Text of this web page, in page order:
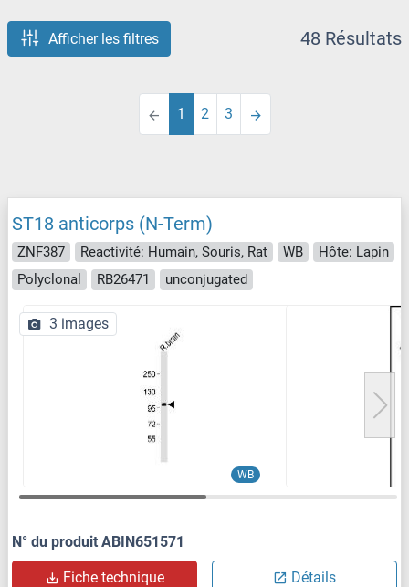
Afficher les filtres 48 Résultats
1 2 3
ST18 anticorps (N-Term)
ZNF387 Reactivité: Humain, Souris, Rat WB
Hôte: Lapin
Polyclonal
RB26471 unconjugated
WB
3 images
N° du produit ABIN651571
Fiche technique Détails